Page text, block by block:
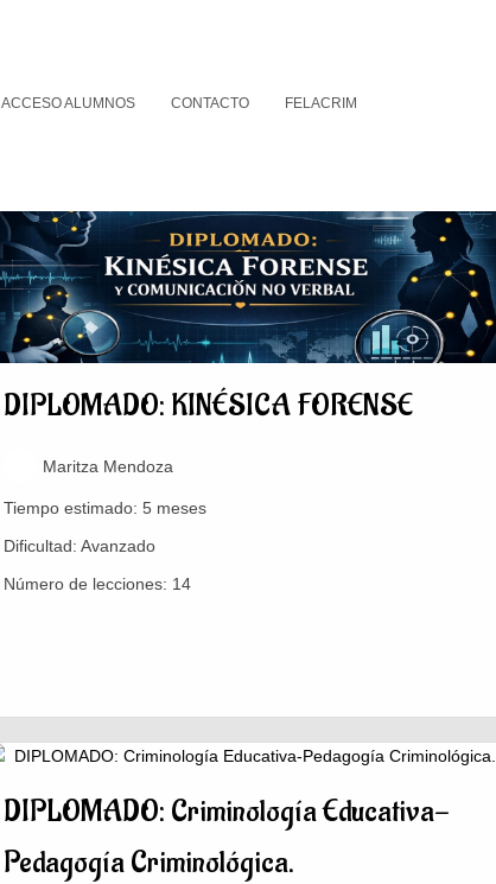
ACCESO ALUMNOS CONTACTO FELACRIM
DIPLOMADO: KINÉSICA FORENSE
Maritza Mendoza
Tiempo estimado: 5 meses
Dificultad: Avanzado
Número de lecciones: 14
DIPLOMADO: Criminología Educativa-
Pedagogía Criminológica.